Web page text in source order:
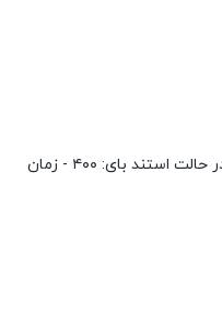
توضیحات:- دارای RGB - عمر باتری در حالت استند بای: ۴۰۰ - زمان